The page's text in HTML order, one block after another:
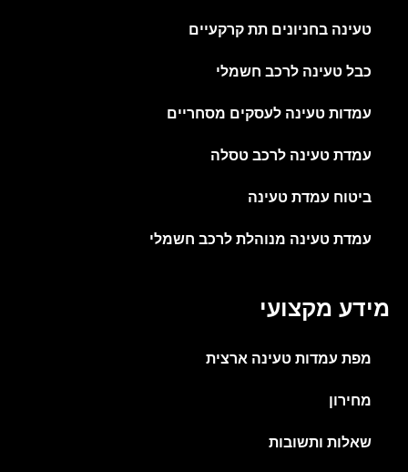
טעינה בחניונים תת קרקעיים
כבל טעינה לרכב חשמלי
עמדות טעינה לעסקים מסחריים
עמדת טעינה לרכב טסלה
ביטוח עמדת טעינה
עמדת טעינה מנוהלת לרכב חשמלי
מידע מקצועי
מפת עמדות טעינה ארצית
מחירון
שאלות ותשובות